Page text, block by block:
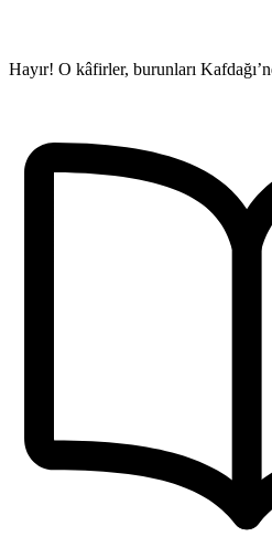
Hayır! O kâfirler, burunları